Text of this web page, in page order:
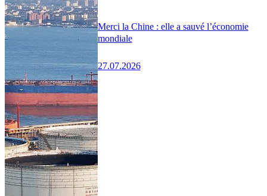
Merci la Chine : elle a sauvé l’économie
mondiale
27.07.2026